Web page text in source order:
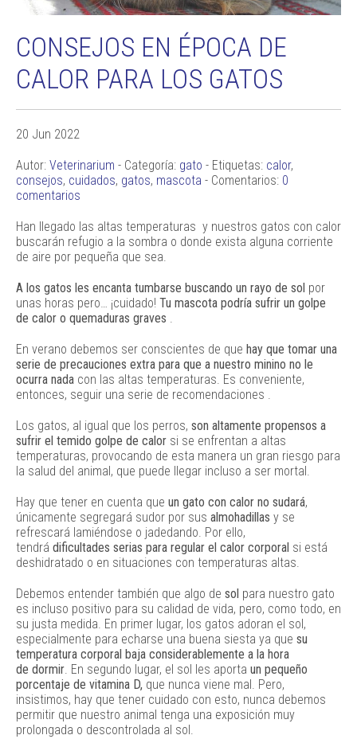
CONSEJOS EN ÉPOCA DE
CALOR PARA LOS GATOS
20 Jun 2022
Autor: Veterinarium - Categoría: gato - Etiquetas: calor,
consejos, cuidados, gatos, mascota - Comentarios: 0
comentarios
Han llegado las altas temperaturas y nuestros gatos con calor
buscarán refugio a la sombra o donde exista alguna corriente
de aire por pequeña que sea.
A los gatos les encanta tumbarse buscando un rayo de sol por
unas horas pero… ¡cuidado! Tu mascota podría sufrir un golpe
de calor o quemaduras graves .
En verano debemos ser conscientes de que hay que tomar una
serie de precauciones extra para que a nuestro minino no le
ocurra nada con las altas temperaturas. Es conveniente,
entonces, seguir una serie de recomendaciones .
Los gatos, al igual que los perros, son altamente propensos a
sufrir el temido golpe de calor si se enfrentan a altas
temperaturas, provocando de esta manera un gran riesgo para
la salud del animal, que puede llegar incluso a ser mortal.
Hay que tener en cuenta que un gato con calor no sudará,
únicamente segregará sudor por sus almohadillas y se
refrescará lamiéndose o jadedando. Por ello,
tendrá dificultades serias para regular el calor corporal si está
deshidratado o en situaciones con temperaturas altas.
Debemos entender también que algo de sol para nuestro gato
es incluso positivo para su calidad de vida, pero, como todo, en
su justa medida. En primer lugar, los gatos adoran el sol,
especialmente para echarse una buena siesta ya que su
temperatura corporal baja considerablemente a la hora
de dormir. En segundo lugar, el sol les aporta un pequeño
porcentaje de vitamina D, que nunca viene mal. Pero,
insistimos, hay que tener cuidado con esto, nunca debemos
permitir que nuestro animal tenga una exposición muy
prolongada o descontrolada al sol.